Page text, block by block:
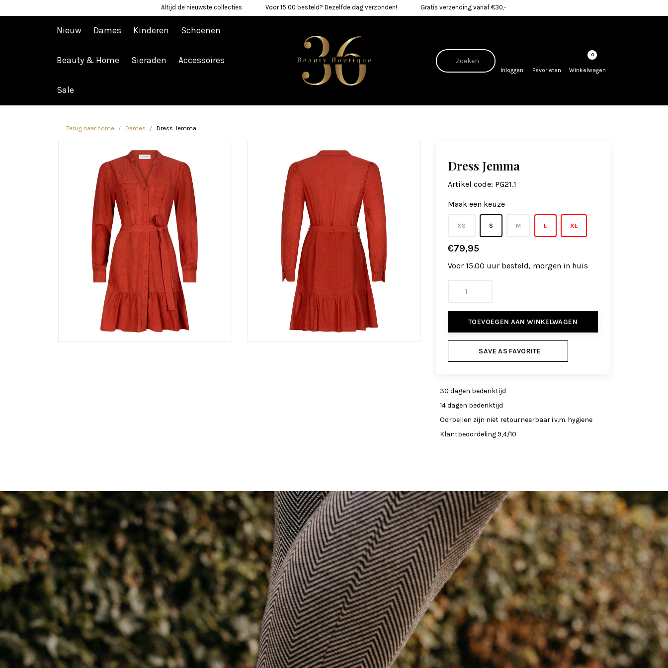
Altijd de nieuwste collecties Voor 15:00 besteld? Dezelfde dag verzonden! Gratis verzending vanaf €30,-
Nieuw Dames Kinderen Schoenen
Beauty & Home Sieraden Accessoires
Sale
Inloggen Favorieten
0
Winkelwagen
Afrekenen is uitgeschakeld.
Terug naar home Dames Dress Jemma
Dress Jemma
Artikel code: PG21.1
Maak een keuze
XS S M L XL
€79,95
Voor 15.00 uur besteld, morgen in huis
TOEVOEGEN AAN WINKELWAGEN
SAVE AS FAVORITE
30 dagen bedenktijd
14 dagen bedenktijd
Oorbellen zijn niet retourneerbaar i.v.m. hygiene
Klantbeoordeling 9,4/10